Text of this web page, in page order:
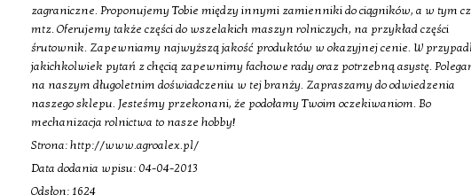
zagraniczne. Proponujemy Tobie między innymi zamienniki do ciągników, a w tym
mtz. Oferujemy także części do wszelakich maszyn rolniczych, na przykład części
śrutownik. Zapewniamy najwyższą jakość produktów w okazyjnej cenie. W
jakichkolwiek pytań z chęcią zapewnimy fachowe rady oraz potrzebną asystę.
na naszym długoletnim doświadczeniu w tej branży. Zapraszamy do odwiedzenia
naszego sklepu. Jesteśmy przekonani, że podołamy Twoim oczekiwaniom. Bo
mechanizacja rolnictwa to nasze hobby!
Strona: http://www.agroalex.pl/
Data dodania wpisu: 04-04-2013
Odsłon: 1624